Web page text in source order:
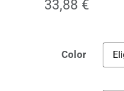
33,88 €
Color